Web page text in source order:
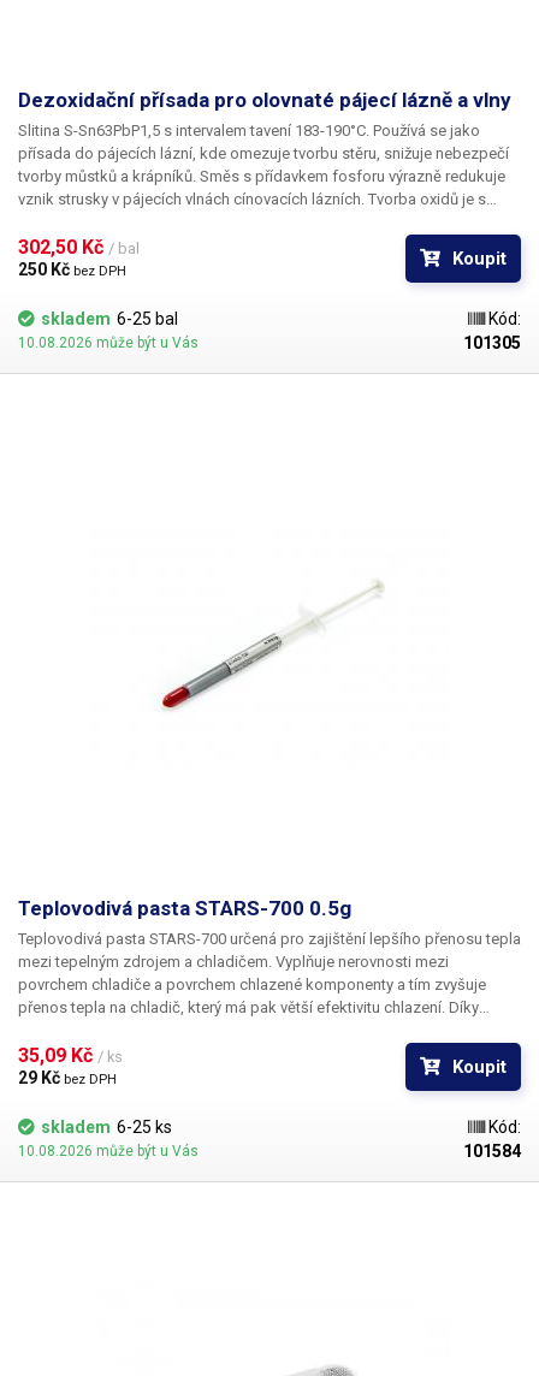
Dezoxidační přísada pro olovnaté pájecí lázně a vlny
Slitina S-Sn63PbP1,5 s intervalem tavení 183-190°C. Používá se jako
přísada do pájecích lázní, kde omezuje tvorbu stěru, snižuje nebezpečí
tvorby můstků a krápníků. Směs s přídavkem fosforu výrazně redukuje
vznik strusky v pájecích vlnách cínovacích lázních. Tvorba oxidů je s
poloviční odpad pájecí slitiny při stírání zoxidované vrstvy z povrchu a
dlouhodobě čistou hladinu taveniny. Dodává se ve tvaru pelet o
302,50 Kč / bal
250 Kč bez DPH
Koupit
skladem 6-25 bal
10.08.2026 může být u Vás
Kód:
101305
Teplovodivá pasta STARS-700 0.5g
Teplovodivá pasta STARS-700 určená pro zajištění lepšího přenosu tepla
mezi tepelným zdrojem a chladičem. Vyplňuje nerovnosti mezi
povrchem chladiče a povrchem chlazené komponenty a tím zvyšuje
přenos tepla na chladič, který má pak větší efektivitu chlazení. Díky
životnost chlazených komponent. Vhodné pro polovodiče, procesory,
grafické karty, paměťové moduly a další. PASTA JE VODIVÁ. Zamezte
35,09 Kč / ks
29 Kč bez DPH
Koupit
skladem 6-25 ks
10.08.2026 může být u Vás
Kód:
101584